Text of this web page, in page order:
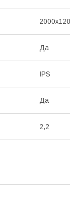
Да
IPS
Да
2,2